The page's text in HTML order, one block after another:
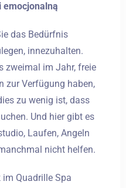
emocjonalną
das Bedürfnis
innezuhalten.
zweimal im Jahr, freie
zur Verfügung haben,
zu wenig ist, dass
Und hier gibt es
Laufen, Angeln
nicht helfen.
Quadrille Spa
Kinder
0